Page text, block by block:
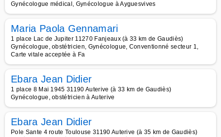
Gynécologue médical, Gynécologue à Ayguesvives
Maria Paola Gennamari
1 place Lac de Jupiter 11270 Fanjeaux (à 33 km de Gaudiès)
Gynécologue, obstétricien, Gynécologue, Conventionné secteur 1,
Carte vitale acceptée à Fa
Ebara Jean Didier
1 place 8 Mai 1945 31190 Auterive (à 33 km de Gaudiès)
Gynécologue, obstétricien à Auterive
Ebara Jean Didier
Pole Sante 4 route Toulouse 31190 Auterive (à 35 km de Gaudiès)